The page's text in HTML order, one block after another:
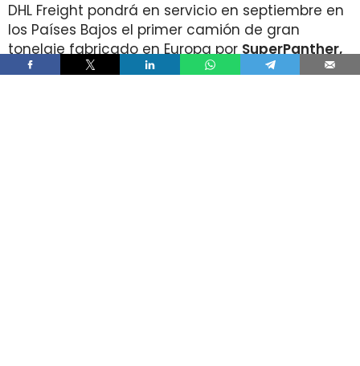
DHL Freight pondrá en servicio en septiembre en
los Países Bajos el primer camión de gran
tonelaje fabricado en Europa porSuperPanther,
después de trasladar la unidad desde Austria